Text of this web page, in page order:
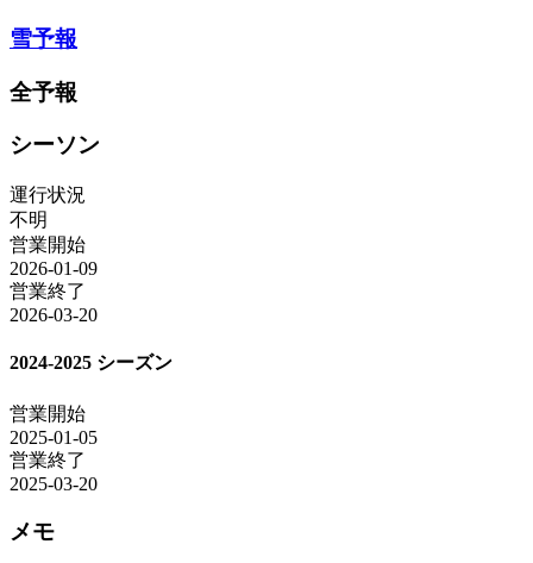
雪予報
全予報
シーソン
運行状況
不明
営業開始
2026-01-09
営業終了
2026-03-20
2024-2025 シーズン
営業開始
2025-01-05
営業終了
2025-03-20
メモ